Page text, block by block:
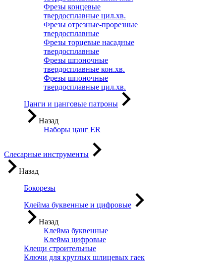
Фрезы концевые
твердосплавные цил.хв.
Фрезы отрезные-прорезные
твердосплавные
Фрезы торцевые насадные
твердосплавные
Фрезы шпоночные
твердосплавные кон.хв.
Фрезы шпоночные
твердосплавные цил.хв.
Цанги и цанговые патроны
Назад
Наборы цанг ER
Слесарные инструменты
Назад
Бокорезы
Клейма буквенные и цифровые
Назад
Клейма буквенные
Клейма цифровые
Клещи строительные
Ключи для круглых шлицевых гаек